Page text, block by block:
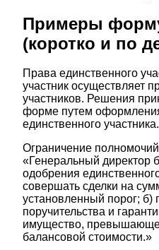
Примеры
(коротко и по
Права единственного
участник осуществляет
участников. Решения
форме путем
единственного
Ограничение
«Генеральный директор
одобрения
совершать сделки на
установленный порог; б)
поручительства и
имущество,
балансовой стоимости.»